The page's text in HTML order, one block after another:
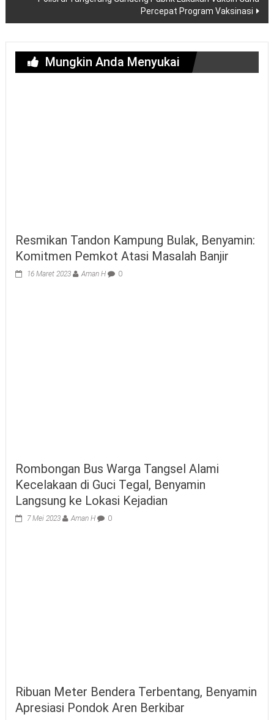
Percepat Program Vaksinasi
Mungkin Anda Menyukai
Resmikan Tandon Kampung Bulak, Benyamin:
Komitmen Pemkot Atasi Masalah Banjir
16 Maret 2023 Aman H 0
Rombongan Bus Warga Tangsel Alami
Kecelakaan di Guci Tegal, Benyamin
Langsung ke Lokasi Kejadian
7 Mei 2023 Aman H 0
Ribuan Meter Bendera Terbentang, Benyamin
Apresiasi Pondok Aren Berkibar